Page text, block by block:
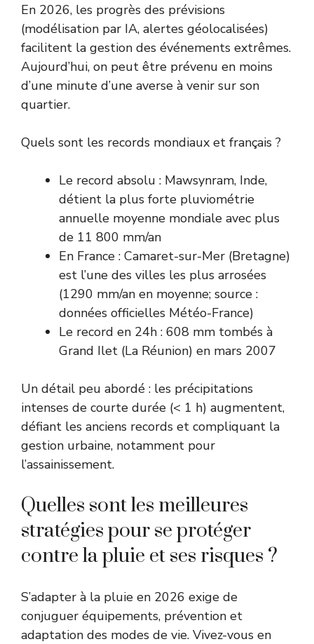
En 2026, les progrès des prévisions
(modélisation par IA, alertes géolocalisées)
facilitent la gestion des événements extrêmes.
Aujourd’hui, on peut être prévenu en moins
d’une minute d’une averse à venir sur son
quartier.
Quels sont les records mondiaux et français ?
Le record absolu : Mawsynram, Inde,
détient la plus forte pluviométrie
annuelle moyenne mondiale avec plus
de 11 800 mm/an
En France : Camaret-sur-Mer (Bretagne)
est l’une des villes les plus arrosées
(1290 mm/an en moyenne; source :
données officielles Météo-France)
Le record en 24h : 608 mm tombés à
Grand Ilet (La Réunion) en mars 2007
Un détail peu abordé : les précipitations
intenses de courte durée (< 1 h) augmentent,
défiant les anciens records et compliquant la
gestion urbaine, notamment pour
l’assainissement.
Quelles sont les meilleures
stratégies pour se protéger
contre la pluie et ses risques ?
S’adapter à la pluie en 2026 exige de
conjuguer équipements, prévention et
adaptation des modes de vie. Vivez-vous en